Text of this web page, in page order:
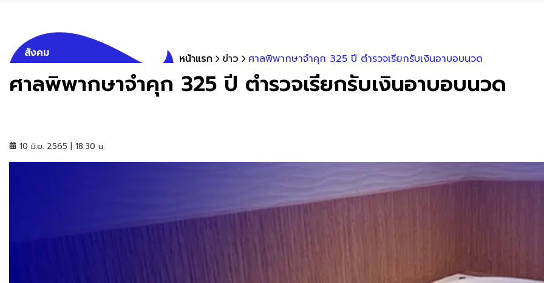
สังคม หน้าแรก ข่าว ศาลพิพากษาจำคุก 325 ปี ตำรวจเรียกรับเงินอาบอบนวด
ศาลพิพากษาจำคุก 325 ปี ตำรวจเรียกรับเงินอาบอบนวด
10 มิ.ย. 2565 | 18:30 น.